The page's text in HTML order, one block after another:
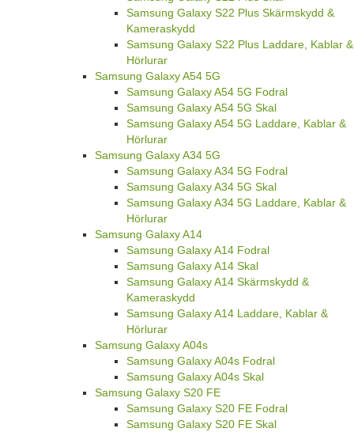
Samsung Galaxy S22 Plus Skärmskydd &
Kameraskydd
Samsung Galaxy S22 Plus Laddare, Kablar &
Hörlurar
Samsung Galaxy A54 5G
Samsung Galaxy A54 5G Fodral
Samsung Galaxy A54 5G Skal
Samsung Galaxy A54 5G Laddare, Kablar &
Hörlurar
Samsung Galaxy A34 5G
Samsung Galaxy A34 5G Fodral
Samsung Galaxy A34 5G Skal
Samsung Galaxy A34 5G Laddare, Kablar &
Hörlurar
Samsung Galaxy A14
Samsung Galaxy A14 Fodral
Samsung Galaxy A14 Skal
Samsung Galaxy A14 Skärmskydd &
Kameraskydd
Samsung Galaxy A14 Laddare, Kablar &
Hörlurar
Samsung Galaxy A04s
Samsung Galaxy A04s Fodral
Samsung Galaxy A04s Skal
Samsung Galaxy S20 FE
Samsung Galaxy S20 FE Fodral
Samsung Galaxy S20 FE Skal